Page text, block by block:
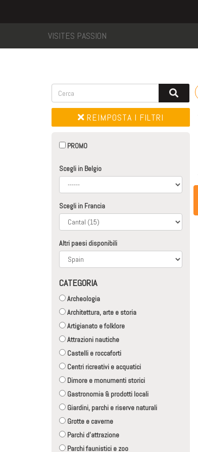
VISITES PASSION
REIMPOSTA I FILTRI
PROMO
Scegli in Belgio
Scegli in Francia
Altri paesi disponibili
CATEGORIA
Archeologia
Architettura, arte e storia
Artigianato e folklore
Attrazioni nautiche
Castelli e roccaforti
Centri ricreativi e acquatici
Dimore e monumenti storici
Gastronomia & prodotti locali
Giardini, parchi e riserve naturali
Grotte e caverne
Parchi d'attrazione
Parchi faunistici e zoo